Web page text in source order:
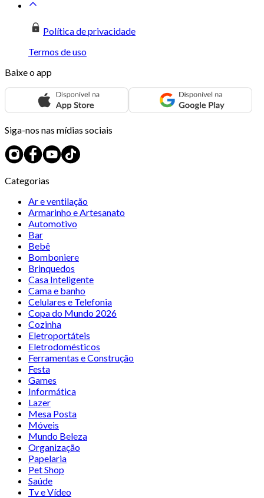
Política de privacidade
Termos de uso
Baixe o app
Siga-nos nas mídias sociais
Categorias
Ar e ventilação
Armarinho e Artesanato
Automotivo
Bar
Bebê
Bomboniere
Brinquedos
Casa Inteligente
Cama e banho
Celulares e Telefonia
Copa do Mundo 2026
Cozinha
Eletroportáteis
Eletrodomésticos
Ferramentas e Construção
Festa
Games
Informática
Lazer
Mesa Posta
Móveis
Mundo Beleza
Organização
Papelaria
Pet Shop
Saúde
Tv e Vídeo